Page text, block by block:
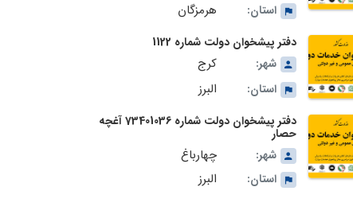
استان: هرمزگان
دفتر پیشخوان دولت شماره 1122
شهر:
کرج
استان: البرز
دفتر پیشخوان دولت شماره 73401036 آغچه
حصار
شهر:
چهارباغ
استان: البرز